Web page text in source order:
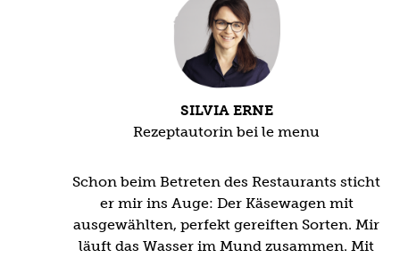
SILVIA ERNE
Rezeptautorin bei le menu
Schon beim Betreten des Restaurants sticht
er mir ins Auge: Der Käsewagen mit
ausgewählten, perfekt gereiften Sorten. Mir
läuft das Wasser im Mund zusammen. Mit